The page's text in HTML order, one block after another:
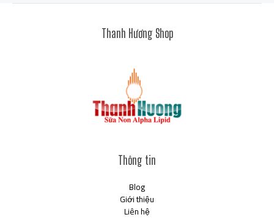
Thanh Hương Shop
Thông tin
Blog
Giới thiệu
Liên hệ